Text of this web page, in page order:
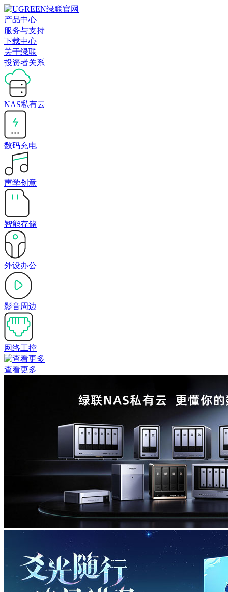
产品中心
服务与支持
下载中心
关于绿联
投资者关系
NAS私有云
数码充电
声学创意
智能存储
外设办公
影音周边
网络工控
查看更多